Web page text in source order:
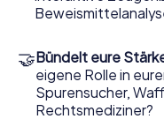
verleihen.
Das Krimispiel in
Nun fehlt Ihnen nur
Ermittlungen in Aveiro
🤝Bündelt eure
eigene Rolle in
Spurensucher,
Rechtsmediziner?